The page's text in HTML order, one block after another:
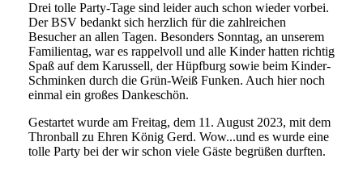
Drei tolle Party-Tage sind leider auch schon wieder vorbei.
Der BSV bedankt sich herzlich für die zahlreichen
Besucher an allen Tagen. Besonders Sonntag, an unserem
Familientag, war es rappelvoll und alle Kinder hatten richtig
Spaß auf dem Karussell, der Hüpfburg sowie beim Kinder-
Schminken durch die Grün-Weiß Funken. Auch hier noch
einmal ein großes Dankeschön.
Gestartet wurde am Freitag, dem 11. August 2023, mit dem
Thronball zu Ehren König Gerd. Wow...und es wurde eine
tolle Party bei der wir schon viele Gäste begrüßen durften.